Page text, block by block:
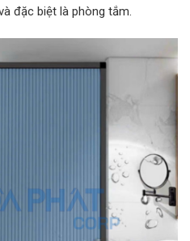
đặc biệt là phòng tắm.